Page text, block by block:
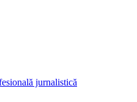
jurnalistică